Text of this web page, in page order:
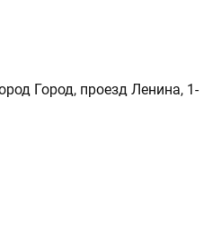
Город, проезд Ленина, 1-